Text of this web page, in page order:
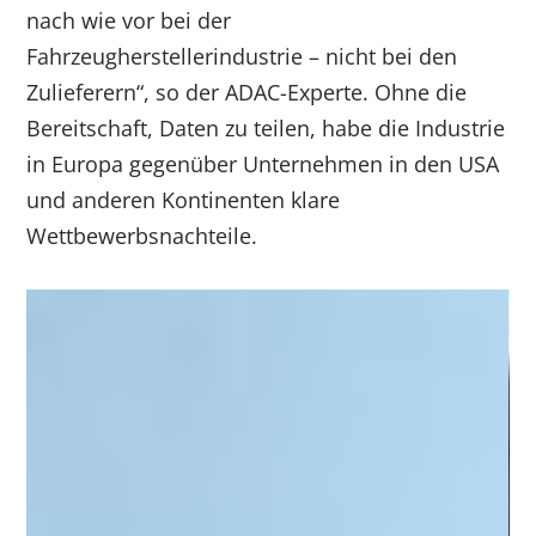
nach wie vor bei der
Fahrzeugherstellerindustrie – nicht bei den
Zulieferern“, so der ADAC-Experte. Ohne die
Bereitschaft, Daten zu teilen, habe die Industrie
in Europa gegenüber Unternehmen in den USA
und anderen Kontinenten klare
Wettbewerbsnachteile.